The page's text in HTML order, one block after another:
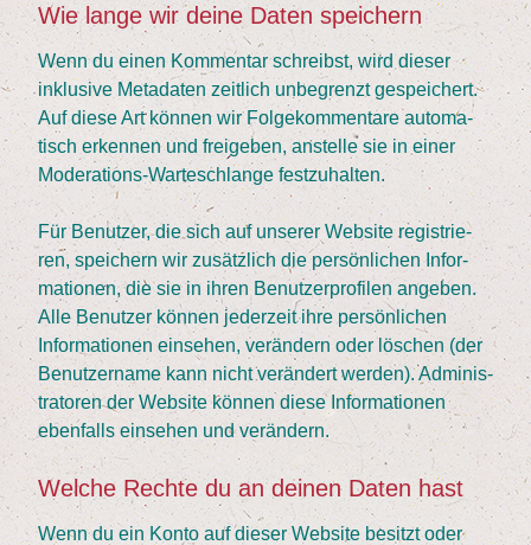
Wie lan­ge wir dei­ne Daten speichern
Wenn du einen Kom­men­tar schreibst, wird die­ser
inklu­si­ve Meta­da­ten zeit­lich unbe­grenzt gespei­chert.
Auf die­se Art kön­nen wir Fol­ge­kom­men­ta­re auto­ma­
tisch erken­nen und frei­ge­ben, anstel­le sie in einer
Mode­ra­ti­ons-War­te­schlan­ge festzuhalten.
Für Benut­zer, die sich auf unse­rer Web­site regis­trie­
ren, spei­chern wir zusätz­lich die per­sön­li­chen Infor­
ma­tio­nen, die sie in ihren Benut­zer­pro­fi­len ange­ben.
Alle Benut­zer kön­nen jeder­zeit ihre per­sön­li­chen
Infor­ma­tio­nen ein­se­hen, ver­än­dern oder löschen (der
Benut­zer­na­me kann nicht ver­än­dert wer­den). Admi­nis­
tra­to­ren der Web­site kön­nen die­se Infor­ma­tio­nen
eben­falls ein­se­hen und verändern.
Wel­che Rech­te du an dei­nen Daten hast
Wenn du ein Kon­to auf die­ser Web­site besitzt oder